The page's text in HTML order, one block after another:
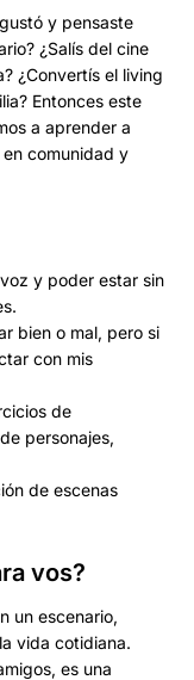
y pensaste
¿Salís del cine
¿Convertís el living
Entonces este
a aprender a
comunidad y
y poder estar sin
bien o mal, pero si
con mis
de
personajes,
de escenas
vos?
un escenario,
vida cotidiana.
es una